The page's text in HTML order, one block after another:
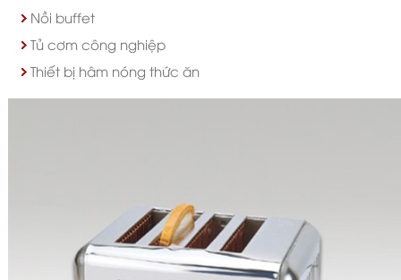
Nồi buffet
Tủ cơm công nghiệp
Thiết bị hâm nóng thức ăn